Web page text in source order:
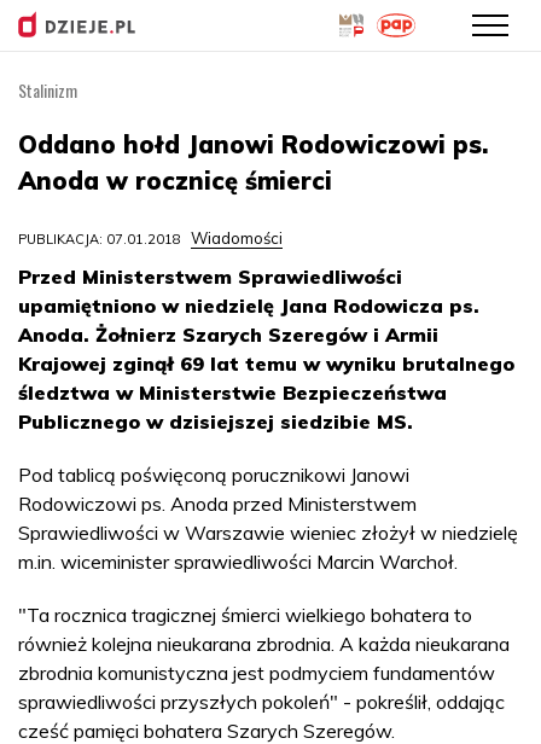
treści
Stalinizm
Oddano hołd Janowi Rodowiczowi ps.
Anoda w rocznicę śmierci
PUBLIKACJA: 07.01.2018 Wiadomości
Przed Ministerstwem Sprawiedliwości
upamiętniono w niedzielę Jana Rodowicza ps.
Anoda. Żołnierz Szarych Szeregów i Armii
Krajowej zginął 69 lat temu w wyniku brutalnego
śledztwa w Ministerstwie Bezpieczeństwa
Publicznego w dzisiejszej siedzibie MS.
Pod tablicą poświęconą porucznikowi Janowi
Rodowiczowi ps. Anoda przed Ministerstwem
Sprawiedliwości w Warszawie wieniec złożył w niedzielę
m.in. wiceminister sprawiedliwości Marcin Warchoł.
"Ta rocznica tragicznej śmierci wielkiego bohatera to
również kolejna nieukarana zbrodnia. A każda nieukarana
zbrodnia komunistyczna jest podmyciem fundamentów
sprawiedliwości przyszłych pokoleń" - pokreślił, oddając
cześć pamięci bohatera Szarych Szeregów.